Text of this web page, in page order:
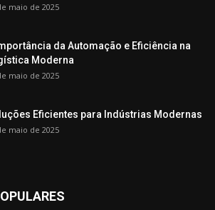
maio de 2025
da Automação e Eficiência na
Moderna
maio de 2025
Eficientes para Indústrias Modernas
maio de 2025